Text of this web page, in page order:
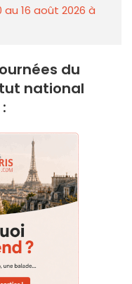
16 août 2026 à
du
national